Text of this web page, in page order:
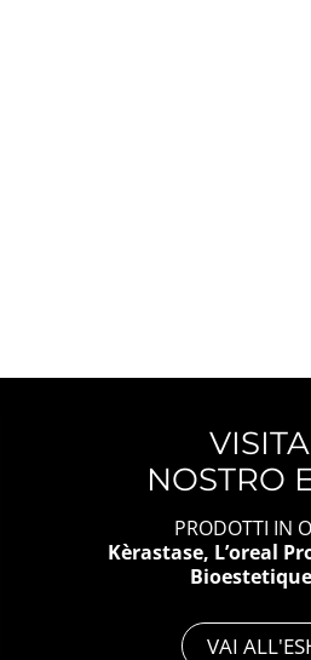
NOSTRO
PRODOTTI IN
Kèrastase, L’oreal
VAI